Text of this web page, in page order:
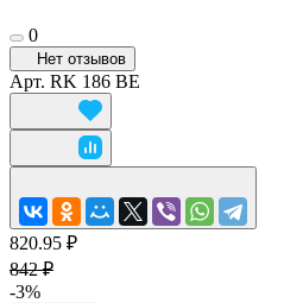
0
Нет отзывов
Арт. RK 186 BE
820.95 ₽
842 ₽
-3%